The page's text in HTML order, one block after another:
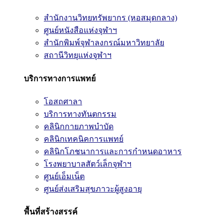
สำนักงานวิทยทรัพยากร (หอสมุดกลาง)
ศูนย์หนังสือแห่งจุฬาฯ
สำนักพิมพ์จุฬาลงกรณ์มหาวิทยาลัย
สถานีวิทยุแห่งจุฬาฯ
บริการทางการแพทย์
โอสถศาลา
บริการทางทันตกรรม
คลินิกกายภาพบำบัด
คลินิกเทคนิคการแพทย์
คลินิกโภชนาการและการกำหนดอาหาร
โรงพยาบาลสัตว์เล็กจุฬาฯ
ศูนย์เอ็มเน็ต
ศูนย์ส่งเสริมสุขภาวะผู้สูงอายุ
พื้นที่สร้างสรรค์